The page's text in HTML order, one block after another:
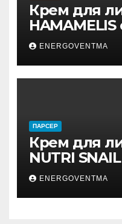
Крем для
50 мл
ENERGOVENTMA
ПАРСЕР
Крем для
NUTRI
муцина
ENERGOVENTMA